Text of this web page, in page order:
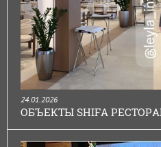
24.01.2026
ОБЪЕКТЫ SHIFA